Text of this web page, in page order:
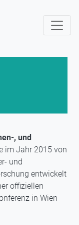
, und
im Jahr 2015 von
und
entwickelt
offiziellen
in Wien